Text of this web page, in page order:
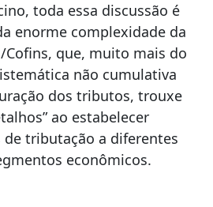
toda essa discussão é
enorme complexidade da
Cofins, que, muito mais do
não cumulativa
dos tributos, trouxe
ao estabelecer
tributação a diferentes
econômicos.